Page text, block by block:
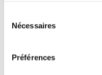
Nécessaires
Préférences